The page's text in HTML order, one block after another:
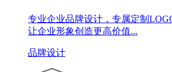
专业企业品牌设计，专属定制
让企业形象创造更高价值...
品牌设计